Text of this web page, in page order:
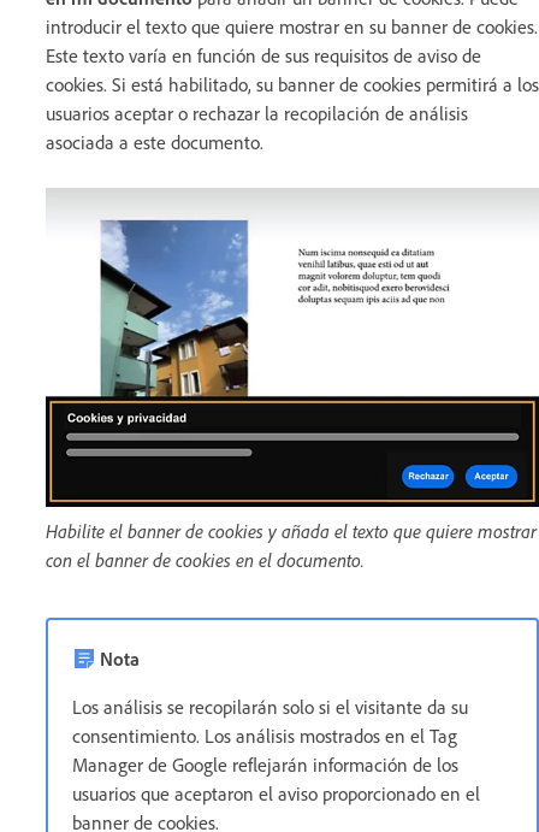
introducir el texto que quiere mostrar en su banner de cookies.
Este texto varía en función de sus requisitos de aviso de
cookies. Si está habilitado, su banner de cookies permitirá a los
usuarios aceptar o rechazar la recopilación de análisis
asociada a este documento.
Habilite el banner de cookies y añada el texto que quiere mostrar
con el banner de cookies en el documento.
Nota
Los análisis se recopilarán solo si el visitante da su
consentimiento. Los análisis mostrados en el Tag
Manager de Google reflejarán información de los
usuarios que aceptaron el aviso proporcionado en el
banner de cookies.